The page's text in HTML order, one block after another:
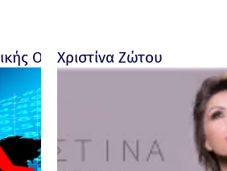
Οικονομίας - Ροσέτος
Χριστίνα Ζώτου